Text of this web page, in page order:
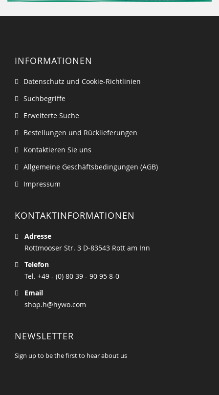
INFORMATIONEN
Datenschutz und Cookie-Richtlinien
Suchbegriffe
Erweiterte Suche
Bestellungen und Rücklieferungen
Kontaktieren Sie uns
Allgemeine Geschäftsbedingungen (AGB)
Impressum
KONTAKTINFORMATIONEN
Adresse
Rottmooser Str. 3 D-83543 Rott am Inn
Telefon
Tel. +49 - (0) 80 39 - 90 95 8-0
Email
shop.h@hywo.com
NEWSLETTER
Sign up to be the first to hear about us